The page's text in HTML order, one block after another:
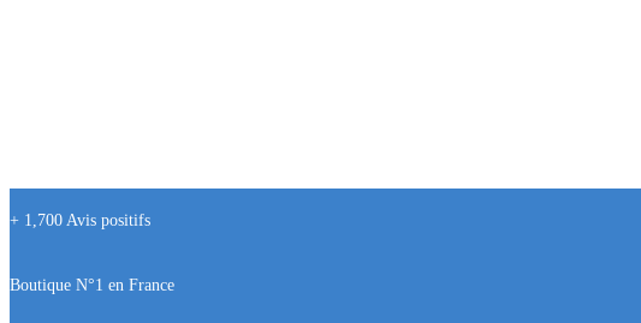
+ 1,700 Avis positifs
Boutique N°1 en France